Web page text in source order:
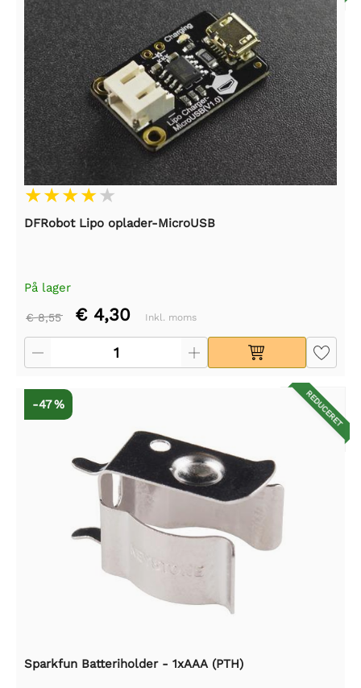
DFRobot Lipo oplader-MicroUSB
På lager
€ 8,55 € 4,30 Inkl. moms
REDUCERET
-47 %
Sparkfun Batteriholder - 1xAAA (PTH)